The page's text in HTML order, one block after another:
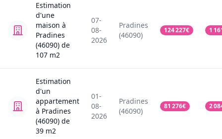
Estimation
d'une
maison à
Pradines
(46090) de
107 m2
07-
08-
2026
Pradines
(46090)
124 227€ 1
Estimation
d'un
appartement
à Pradines
(46090) de
39 m2
01-
08-
2026
Pradines
(46090)
81 276€ 2